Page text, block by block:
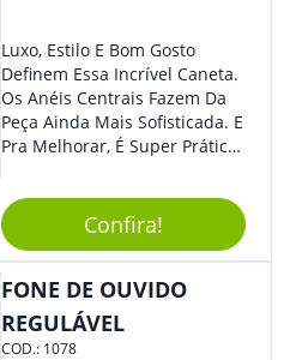
Luxo, Estilo E Bom Gosto
Definem Essa Incrível Caneta.
Os Anéis Centrais Fazem Da
Peça Ainda Mais Sofisticada. E
Pra Melhorar, É Super Prática
Por Giro. É De Impressionar!
Confira!
FONE DE OUVIDO
REGULÁVEL
COD.: 1078